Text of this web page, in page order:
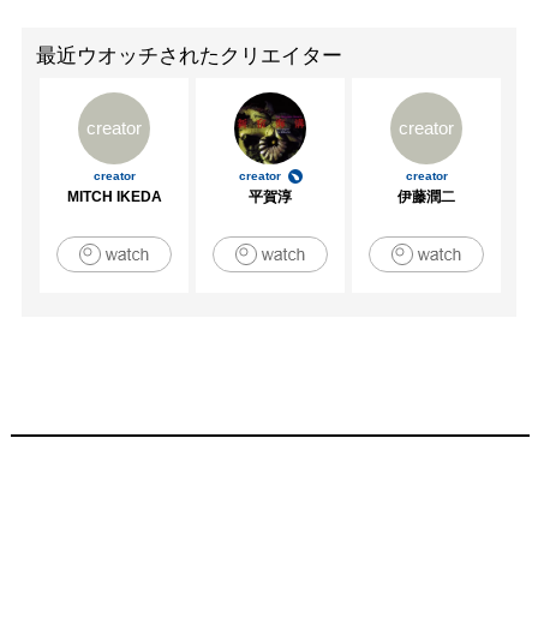
最近ウオッチされたクリエイター
creator
creator
MITCH IKEDA
creator
平賀淳
creator
creator
伊藤潤二